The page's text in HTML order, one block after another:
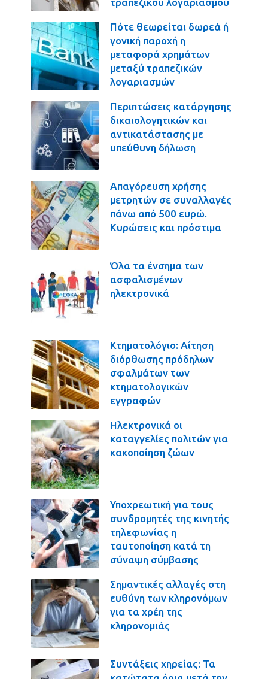
Πότε θεωρείται δωρεά ή
γονική παροχή η
μεταφορά χρημάτων
μεταξύ τραπεζικών
λογαριασμών
Περιπτώσεις κατάργησης
δικαιολογητικών και
αντικατάστασης με
υπεύθυνη δήλωση
Απαγόρευση χρήσης
μετρητών σε συναλλαγές
πάνω από 500 ευρώ.
Κυρώσεις και πρόστιμα
Όλα τα ένσημα των
ασφαλισμένων
ηλεκτρονικά
Κτηματολόγιο: Αίτηση
διόρθωσης πρόδηλων
σφαλμάτων των
κτηματολογικών
εγγραφών
Ηλεκτρονικά οι
καταγγελίες πολιτών για
κακοποίηση ζώων
Υποχρεωτική για τους
συνδρομητές της κινητής
τηλεφωνίας η
ταυτοποίηση κατά τη
σύναψη σύμβασης
Σημαντικές αλλαγές στη
ευθύνη των κληρονόμων
για τα χρέη της
κληρονομιάς
Συντάξεις χηρείας: Τα